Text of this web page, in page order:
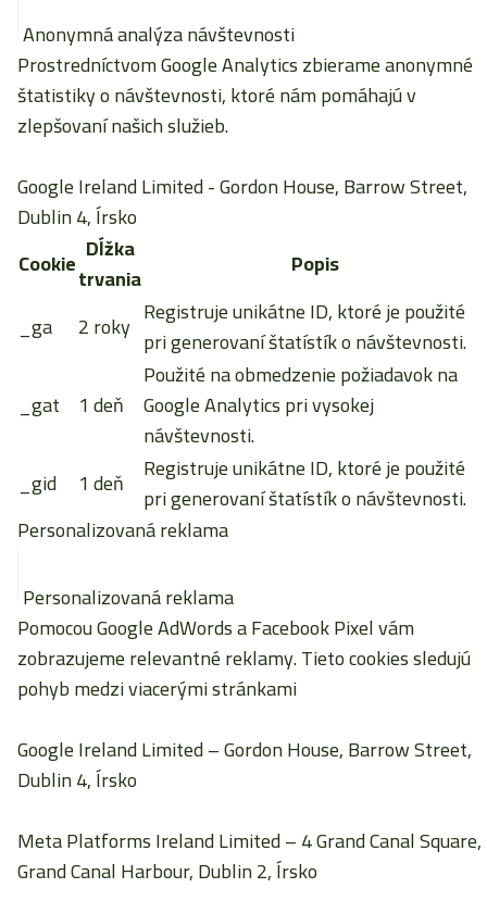
Anonymná analýza návštevnosti
Prostredníctvom Google Analytics zbierame anonymné
štatistiky o návštevnosti, ktoré nám pomáhajú v
zlepšovaní našich služieb.
Google Ireland Limited- Gordon House, Barrow Street,
Dublin 4, Írsko
Cookie Dĺžka
trvania
Popis
_ga
2 roky Registruje unikátne ID, ktoré je použité
pri generovaní štatístík o návštevnosti.
_gat
1 deň
Použité na obmedzenie požiadavok na
Google Analytics pri vysokej
návštevnosti.
_gid
1 deň
Registruje unikátne ID, ktoré je použité
pri generovaní štatístík o návštevnosti.
Personalizovaná reklama
Personalizovaná reklama
Pomocou Google AdWords a Facebook Pixel vám
zobrazujeme relevantné reklamy. Tieto cookies sledujú
pohyb medzi viacerými stránkami
Google Ireland Limited– Gordon House, Barrow Street,
Dublin 4, Írsko
Meta Platforms Ireland Limited– 4 Grand Canal Square,
Grand Canal Harbour, Dublin 2, Írsko